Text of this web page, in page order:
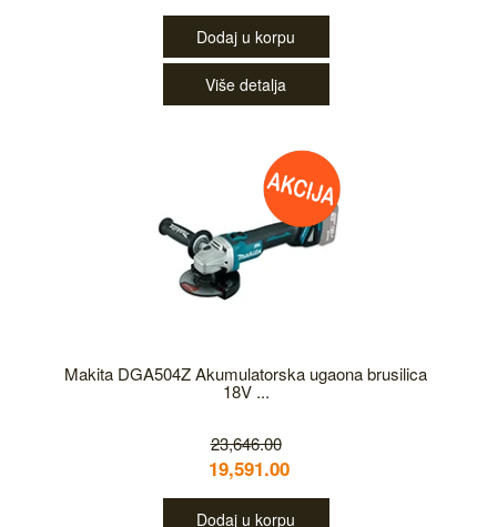
Dodaj u korpu
Više detalja
Makita DGA504Z Akumulatorska ugaona brusilica
18V ...
23,646.00
19,591.00
Dodaj u korpu